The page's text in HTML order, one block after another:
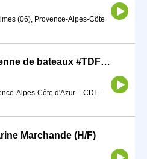
(06), Provence-Alpes-Côte
Mécanicien / Mécanicienne de bateaux #TDFE2026 (H/F)
Alpes-Côte d'Azur - CDI -
Marchande (H/F)